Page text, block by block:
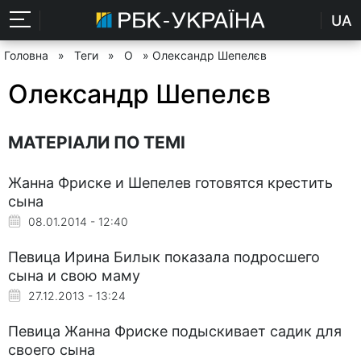
UA
Головна » Теги » О » Олександр Шепелєв
Олександр Шепелєв
МАТЕРІАЛИ ПО ТЕМІ
Жанна Фриске и Шепелев готовятся крестить
сына
08.01.2014 - 12:40
Певица Ирина Билык показала подросшего
сына и свою маму
27.12.2013 - 13:24
Певица Жанна Фриске подыскивает садик для
своего сына